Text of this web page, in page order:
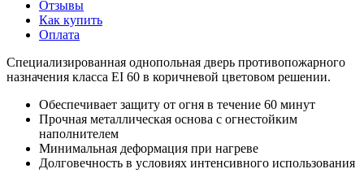
Отзывы
Как купить
Оплата
Специализированная однопольная дверь противопожарного
назначения класса EI 60 в коричневой цветовом решении.
Обеспечивает защиту от огня в течение 60 минут
Прочная металлическая основа с огнестойким
наполнителем
Минимальная деформация при нагреве
Долговечность в условиях интенсивного использования